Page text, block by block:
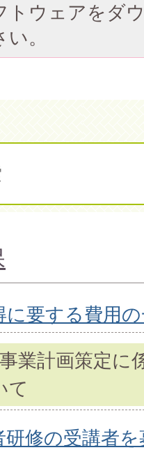
トウェアをダ
。
に要する費用
業計画策定に
て
研修の受講者